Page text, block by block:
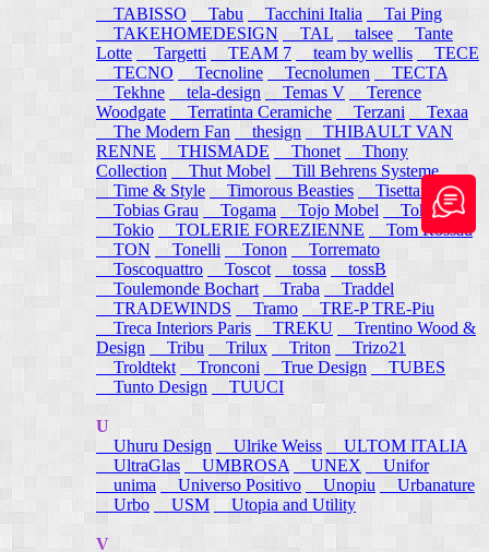
TABISSO
Tabu Tacchini Italia
Tai Ping
TAKEHOMEDESIGN
TAL talsee
Tante
Lotte
Targetti TEAM 7 team by wellis
TECE
TECNO
Tecnoline Tecnolumen
TECTA
Tekhne
tela-design Temas V
Terence
Woodgate
Terratinta Ceramiche Terzani
Texaa
The Modern Fan
thesign
THIBAULT VAN
RENNE
THISMADE Thonet
Thony
Collection
Thut Mobel
Till Behrens Systeme
Time & Style
Timorous Beasties
Tisettanta
Tobias Grau
Togama Tojo Mobel
Token
Tokio
TOLERIE FOREZIENNE
Tom Rossau
TON
Tonelli Tonon
Torremato
Toscoquattro
Toscot tossa
tossB
Toulemonde Bochart
Traba
Traddel
TRADEWINDS
Tramo
TRE-P TRE-Piu
Treca Interiors Paris
TREKU
Trentino Wood &
Design
Tribu Trilux Triton
Trizo21
Troldtekt Tronconi True Design
TUBES
Tunto Design
TUUCI
U
Uhuru Design
Ulrike Weiss
ULTOM ITALIA
UltraGlas
UMBROSA UNEX
Unifor
unima
Universo Positivo Unopiu
Urbanature
Urbo
USM Utopia and Utility
V